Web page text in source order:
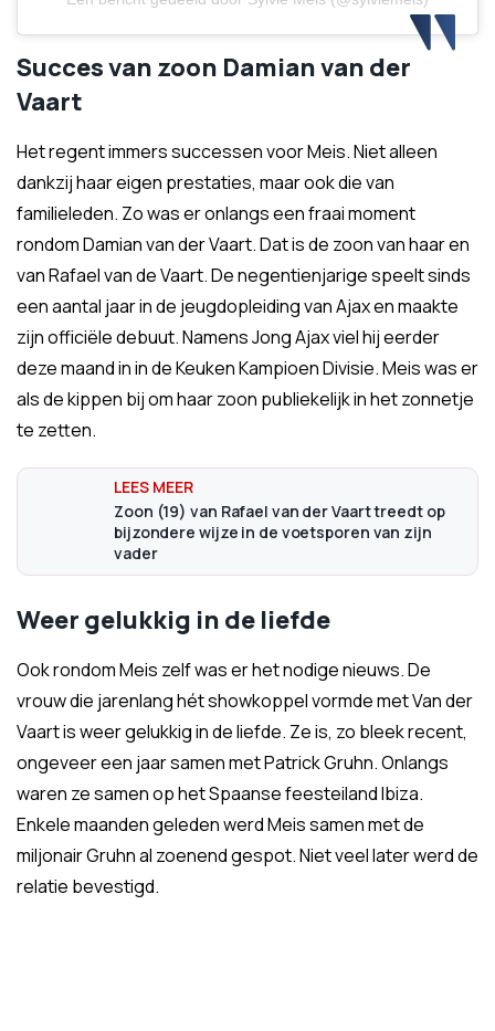
Succes van zoon Damian van der
Vaart
Het regent immers successen voor Meis. Niet alleen
dankzij haar eigen prestaties, maar ook die van
familieleden. Zo was er onlangs een fraai moment
rondom Damian van der Vaart. Dat is de zoon van haar en
van Rafael van de Vaart. De negentienjarige speelt sinds
een aantal jaar in de jeugdopleiding van Ajax en maakte
zijn officiële debuut. Namens Jong Ajax viel hij eerder
deze maand in in de Keuken Kampioen Divisie. Meis was er
als de kippen bij om haar zoon publiekelijk in het zonnetje
te zetten.
Zoon (19) van Rafael van der Vaart treedt op
bijzondere wijze in de voetsporen van zijn
vader
Weer gelukkig in de liefde
Ook rondom Meis zelf was er het nodige nieuws. De
vrouw die jarenlang hét showkoppel vormde met Van der
Vaart is weer gelukkig in de liefde. Ze is, zo bleek recent,
ongeveer een jaar samen met Patrick Gruhn. Onlangs
waren ze samen op het Spaanse feesteiland Ibiza.
Enkele maanden geleden werd Meis samen met de
miljonair Gruhn al zoenend gespot. Niet veel later werd de
relatie bevestigd.